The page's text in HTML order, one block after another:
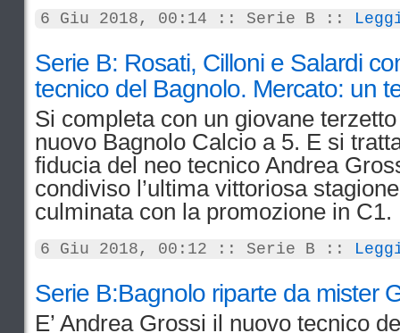
6 Giu 2018, 00:14 :: Serie B ::
Serie B: Rosati, Cilloni e Salardi
tecnico del Bagnolo. Mercato: un
Si completa con un giovane
nuovo Bagnolo Calcio a 5. E si
fiducia del neo tecnico Andrea
condiviso l’ultima vittoriosa
culminata con la promozione in C1.
6 Giu 2018, 00:12 :: Serie B ::
Serie B:Bagnolo riparte da mister
E’ Andrea Grossi il nuovo tecnico